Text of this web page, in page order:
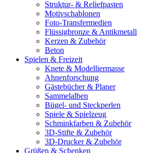
Struktur- & Reliefpasten
Motivschablonen
Foto-Transfermedien
Flüssigbronze & Antikmetall
Kerzen & Zubehör
Beton
Spielen & Freizeit
Knete & Modelliermasse
Ahnenforschung
Gästebücher & Planer
Sammelalben
Bügel- und Steckperlen
Spiele & Spielzeug
Schminkfarben & Zubehör
3D-Stifte & Zubehör
3D-Drucker & Zubehör
Grüßen & Schenken